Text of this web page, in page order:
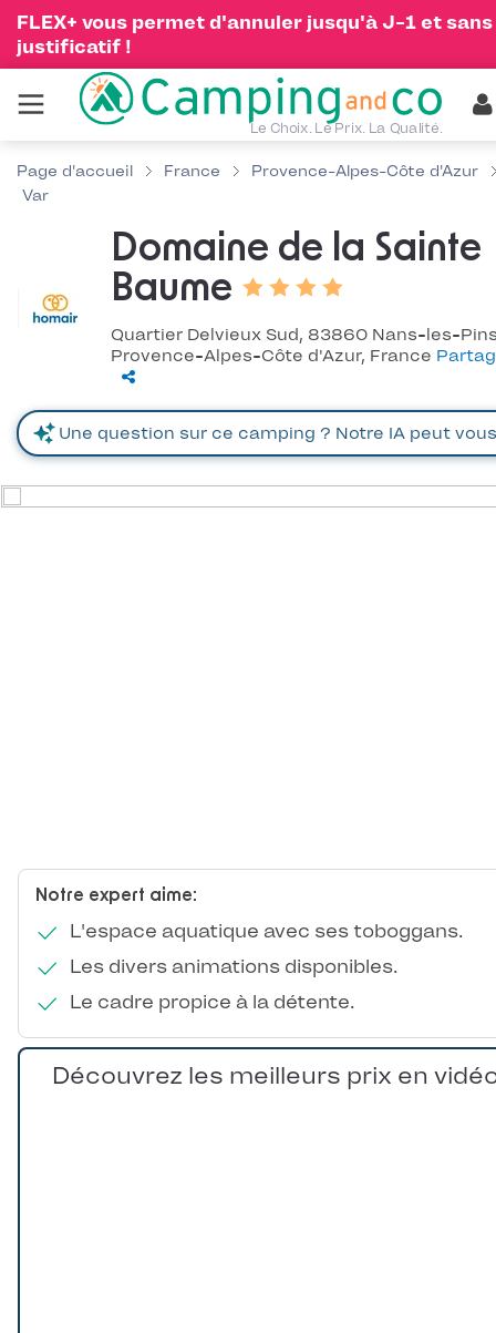
FLEX+ vous permet d'annuler jusqu'à J-1 et sans
justificatif !
Le Choix. Le Prix. La Qualité.
Page d'accueil France
Provence-Alpes-Côte d'Azur
Var
Domaine de la Sainte
Baume
Quartier Delvieux Sud, 83860 Nans-les-
Provence-Alpes-Côte d'Azur, France
Notre expert aime:
L'espace aquatique avec ses toboggans.
Les divers animations disponibles.
Le cadre propice à la détente.
Découvrez les meilleurs prix en